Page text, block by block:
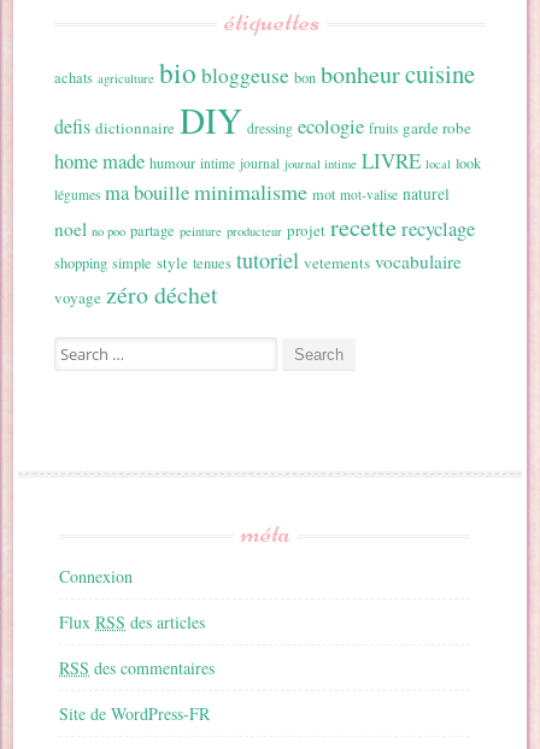
étiquettes
achats agriculture bio bloggeuse bon bonheurcuisine
defis dictionnaire DIY dressing ecologie fruits garde robe
home made humour intime journal journal intime LIVRE local look
légumes ma bouilleminimalisme mot mot-valise naturel
noel no poo partage peinture producteur projet recetterecyclage
shopping simple style tenues tutoriel vetements vocabulaire
voyage zéro déchet
Search for:
méta
Connexion
FluxRSS des articles
RSS des commentaires
Site de WordPress-FR